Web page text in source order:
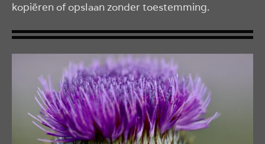
kopiëren of opslaan zonder toestemming.